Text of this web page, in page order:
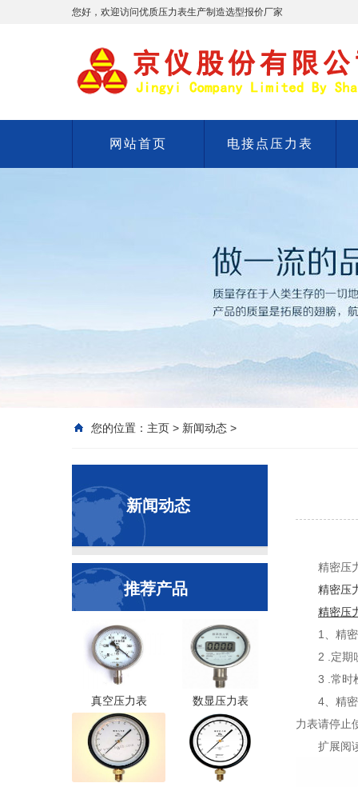
您好，欢迎访问优质压力表生产制造选型报价厂家
网站首页 电接点压力表
您的位置： 主页 > 新闻动态 >
新闻动态
推荐产品
真空压力表 数显压力表
精密压
精密压
精密压
1、精
2 .定期
3 .常时
4、精
力表请停止
扩展阅